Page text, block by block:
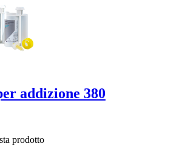
addizione 380
prodotto